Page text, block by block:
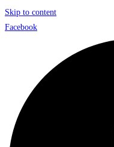
Skip to content
Facebook